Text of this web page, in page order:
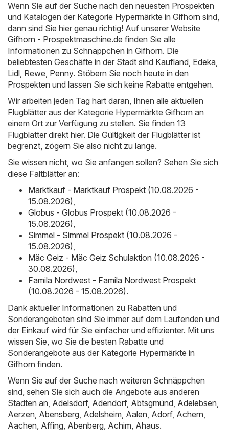
Wenn Sie auf der Suche nach den neuesten Prospekten
und Katalogen der Kategorie Hypermärkte in Gifhorn sind,
dann sind Sie hier genau richtig! Auf unserer Website
Gifhorn - Prospektmaschine.de finden Sie alle
Informationen zu Schnäppchen in Gifhorn. Die
beliebtesten Geschäfte in der Stadt sind Kaufland, Edeka,
Lidl, Rewe, Penny. Stöbern Sie noch heute in den
Prospekten und lassen Sie sich keine Rabatte entgehen.
Wir arbeiten jeden Tag hart daran, Ihnen alle aktuellen
Flugblätter aus der Kategorie Hypermärkte Gifhorn an
einem Ort zur Verfügung zu stellen. Sie finden 13
Flugblätter direkt hier. Die Gültigkeit der Flugblätter ist
begrenzt, zögern Sie also nicht zu lange.
Sie wissen nicht, wo Sie anfangen sollen? Sehen Sie sich
diese Faltblätter an:
Marktkauf - Marktkauf Prospekt (10.08.2026 -
15.08.2026),
Globus - Globus Prospekt (10.08.2026 -
15.08.2026),
Simmel - Simmel Prospekt (10.08.2026 -
15.08.2026),
Mäc Geiz - Mäc Geiz Schulaktion (10.08.2026 -
30.08.2026),
Famila Nordwest - Famila Nordwest Prospekt
(10.08.2026 - 15.08.2026).
Dank aktueller Informationen zu Rabatten und
Sonderangeboten sind Sie immer auf dem Laufenden und
der Einkauf wird für Sie einfacher und effizienter. Mit uns
wissen Sie, wo Sie die besten Rabatte und
Sonderangebote aus der Kategorie Hypermärkte in
Gifhorn finden.
Wenn Sie auf der Suche nach weiteren Schnäppchen
sind, sehen Sie sich auch die Angebote aus anderen
Städten an, Adelsdorf, Adendorf, Abtsgmünd, Adelebsen,
Aerzen, Abensberg, Adelsheim, Aalen, Adorf, Achern,
Aachen, Affing, Abenberg, Achim, Ahaus.